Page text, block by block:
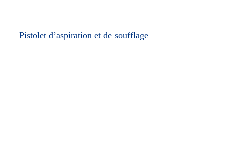
Pistolet d’aspiration et de soufflage